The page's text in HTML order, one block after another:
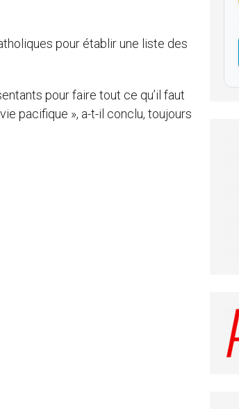
pour établir une liste des
pour faire tout ce qu’il faut
pacifique », a-t-il conclu, toujours